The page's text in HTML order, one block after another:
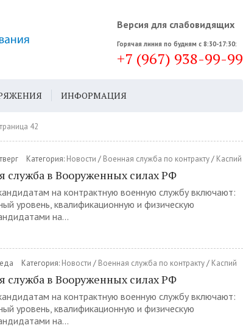
Версия для слабовидящих
Горячая линия по будням с 8:30-17:30:
+7 (967) 938-99-99
ИНФОРМАЦИЯ
42
Категория: Новости / Военная служба по контракту/ Каспий
служба в Вооруженных силах РФ
на контрактную военную службу включают:
уровень, квалификационную и физическую
на...
Категория: Новости / Военная служба по контракту/ Каспий
служба в Вооруженных силах РФ
на контрактную военную службу включают:
уровень, квалификационную и физическую
на...